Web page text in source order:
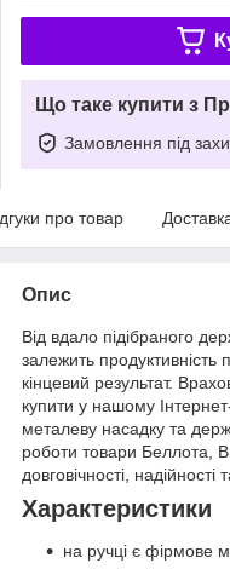
Що таке купити з
Замовлення під
про товар
Опис
Від вдало підібраного
залежить продуктивність
кінцевий результат.
купити у нашому
металеву насадку та
роботи товари Беллота,
довговічності, надійності
Характеристики
на ручці є фірмове